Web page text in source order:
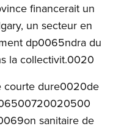
financerait un
un secteur en
dp0065ndra du
la collectivit.0020
courte dure0020de
sanitaire de